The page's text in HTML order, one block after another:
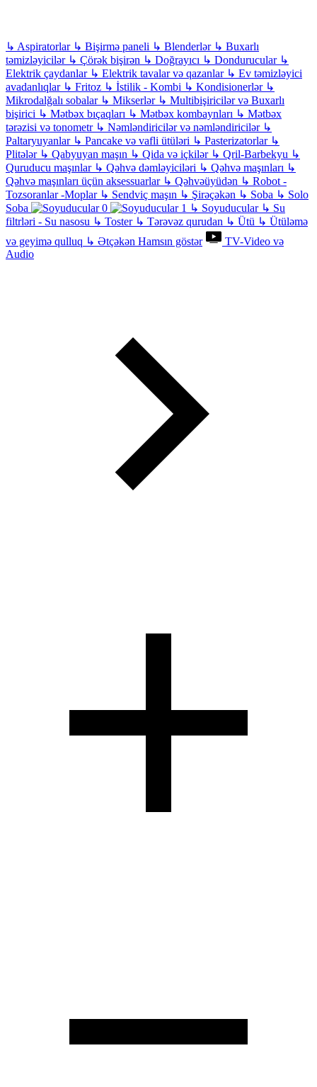
↳ Aspiratorlar ↳ Bişirmə paneli ↳ Blenderlər ↳ Buxarlı
təmizləyicilər ↳ Çörək bişirən ↳ Doğrayıcı ↳ Dondurucular ↳
Elektrik çaydanlar ↳ Elektrik tavalar və qazanlar ↳ Ev təmizləyici
avadanlıqlar ↳ Fritoz ↳ İstilik - Kombi ↳ Kondisionerlər ↳
Mikrodalğalı sobalar ↳ Mikserlər ↳ Multibişiricilər və Buxarlı
bişirici ↳ Mətbəx bıçaqları ↳ Mətbəx kombaynları ↳ Mətbəx
tərəzisi və tonometr ↳ Nəmləndiricilər və nəmləndiricilər ↳
Paltaryuyanlar ↳ Pancake və vafli ütüləri ↳ Pasterizatorlar ↳
Plitələr ↳ Qabyuyan maşın ↳ Qida və içkilər ↳ Qril-Barbekyu ↳
Quruducu maşınlar ↳ Qəhvə dəmləyiciləri ↳ Qəhvə maşınları ↳
Qəhvə maşınları üçün aksessuarlar ↳ Qəhvəüyüdən ↳ Robot -
Tozsoranlar -Moplar ↳ Sendviç maşın ↳ Şirəçəkən ↳ Soba ↳ Solo
Soba
↳ Soyuducular ↳ Su
filtrləri - Su nasosu ↳ Toster ↳ Tərəvəz qurudan ↳ Ütü ↳ Ütüləmə
və geyimə qulluq ↳ Ətçəkən Hamsın göstər
TV-Video və
Audio